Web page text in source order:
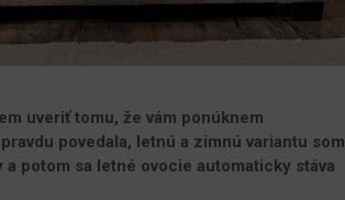
uveriť tomu, že vám ponúknem
povedala, letnú a zimnú variantu som
potom sa letné ovocie automaticky stáva